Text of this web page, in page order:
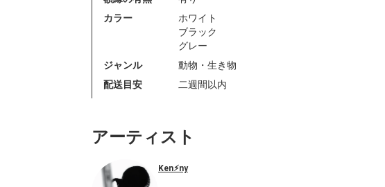
カラー
ホワイト
ブラック
グレー
ジャンル
動物・生き物
配送目安
二週間以内
アーティスト
Ken⚡︎ny